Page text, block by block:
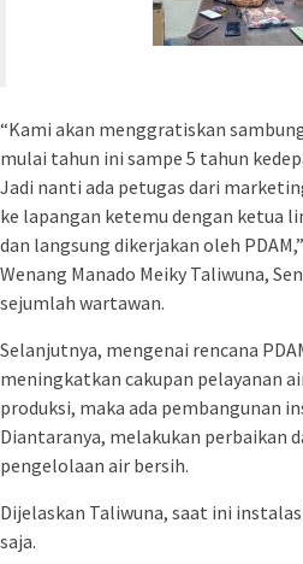
“Kami akan menggratiskan
mulai tahun ini sampe 5 tahun
Jadi nanti ada petugas dari
ke lapangan ketemu dengan ketua
dan langsung dikerjakan oleh
Wenang Manado Meiky Taliwuna,
sejumlah wartawan.
Selanjutnya, mengenai rencana
meningkatkan cakupan pelayanan
produksi, maka ada pembangunan
Diantaranya, melakukan perbaikan
pengelolaan air bersih.
Dijelaskan Taliwuna, saat ini
saja.